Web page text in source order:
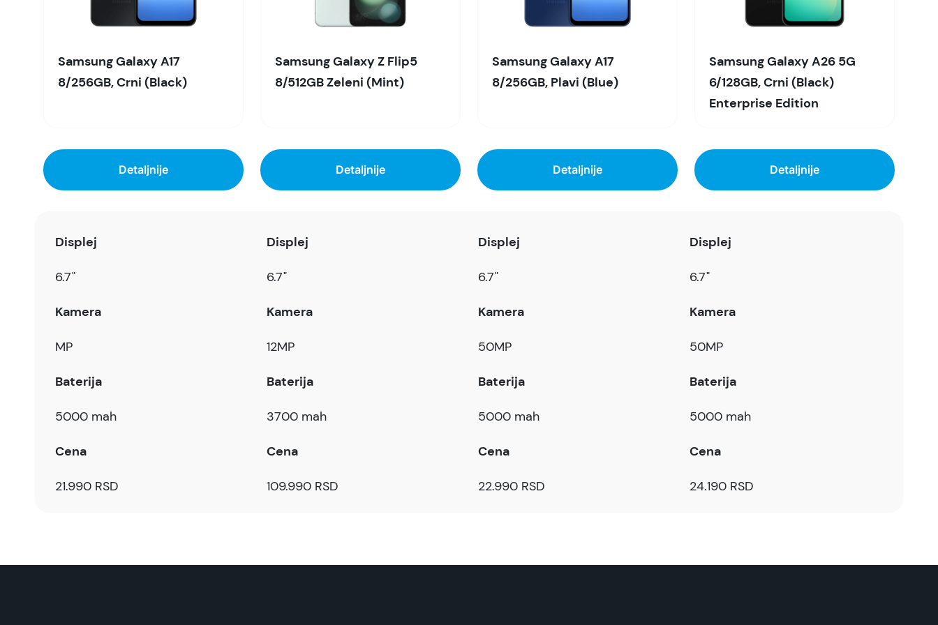
Samsung Galaxy A17
8/256GB, Crni (Black)
Samsung Galaxy Z Flip5
8/512GB Zeleni (Mint)
Samsung Galaxy A17
8/256GB, Plavi (Blue)
Samsung Galaxy A26 5G
6/128GB, Crni (Black)
Enterprise Edition
Detaljnije Detaljnije Detaljnije Detaljnije
Displej
6.7"
Kamera
MP
Baterija
5000 mah
Cena
21.990 RSD
Displej
6.7"
Kamera
12MP
Baterija
3700 mah
Cena
109.990 RSD
Displej
6.7"
Kamera
50MP
Baterija
5000 mah
Cena
22.990 RSD
Displej
6.7"
Kamera
50MP
Baterija
5000 mah
Cena
24.190 RSD